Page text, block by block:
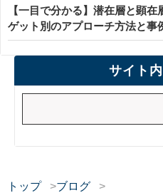
【一目で分かる】潜在層と顕
ゲット別のアプローチ方法と事
サイト
トップ
ブログ